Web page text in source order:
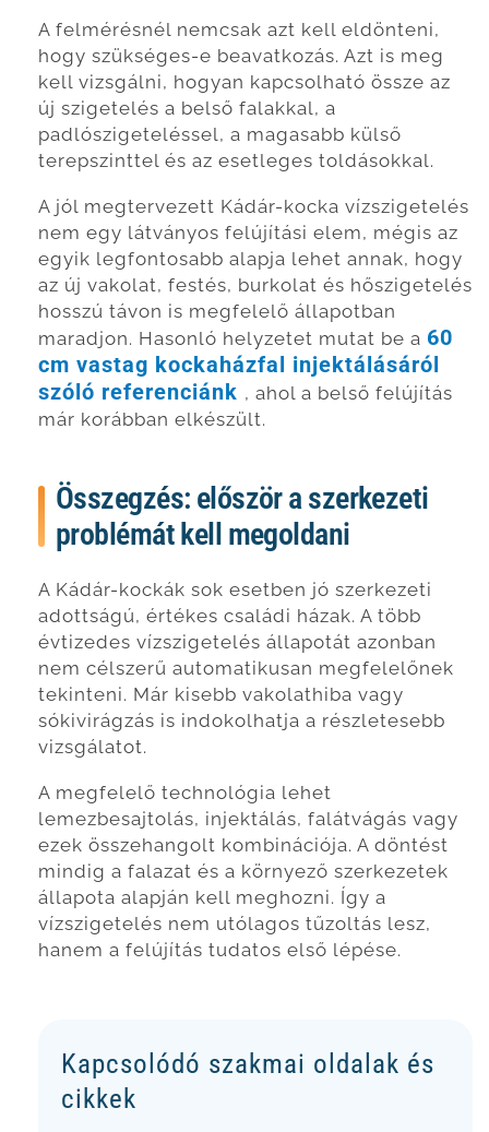
A felmérésnél nemcsak azt kell eldönteni,
hogy szükséges-e beavatkozás. Azt is meg
kell vizsgálni, hogyan kapcsolható össze az
új szigetelés a belső falakkal, a
padlószigeteléssel, a magasabb külső
terepszinttel és az esetleges toldásokkal.
A jól megtervezett Kádár-kocka vízszigetelés
nem egy látványos felújítási elem, mégis az
egyik legfontosabb alapja lehet annak, hogy
az új vakolat, festés, burkolat és hőszigetelés
hosszú távon is megfelelő állapotban
maradjon. Hasonló helyzetet mutat be a 60
cm vastag kockaházfal injektálásáról
szóló referenciánk , ahol a belső felújítás
már korábban elkészült.
Összegzés: először a szerkezeti
problémát kell megoldani
A Kádár-kockák sok esetben jó szerkezeti
adottságú, értékes családi házak. A több
évtizedes vízszigetelés állapotát azonban
nem célszerű automatikusan megfelelőnek
tekinteni. Már kisebb vakolathiba vagy
sókivirágzás is indokolhatja a részletesebb
vizsgálatot.
A megfelelő technológia lehet
lemezbesajtolás, injektálás, falátvágás vagy
ezek összehangolt kombinációja. A döntést
mindig a falazat és a környező szerkezetek
állapota alapján kell meghozni. Így a
vízszigetelés nem utólagos tűzoltás lesz,
hanem a felújítás tudatos első lépése.
Kapcsolódó szakmai oldalak és
cikkek